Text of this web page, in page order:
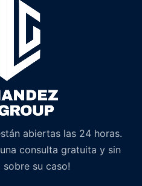
abiertas las 24 horas.
consulta gratuita y sin
su caso!